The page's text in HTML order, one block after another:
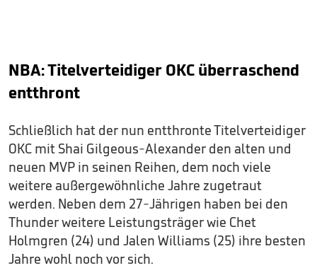
NBA: Titelverteidiger OKC überraschend
entthront
Schließlich hat der nun entthronte Titelverteidiger
OKC mit Shai Gilgeous-Alexander den alten und
neuen MVP in seinen Reihen, dem noch viele
weitere außergewöhnliche Jahre zugetraut
werden. Neben dem 27-Jährigen haben bei den
Thunder weitere Leistungsträger wie Chet
Holmgren (24) und Jalen Williams (25) ihre besten
Jahre wohl noch vor sich.